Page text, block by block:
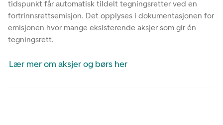
tidspunkt får automatisk tildelt tegningsretter ved en
fortrinnsrettsemisjon. Det opplyses i dokumentasjonen for
emisjonen hvor mange eksisterende aksjer som gir én
tegningsrett.
Lær mer om aksjer og børs her